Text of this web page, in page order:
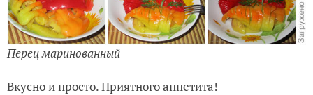
Перец маринованный
Вкусно и просто. Приятного аппетита!